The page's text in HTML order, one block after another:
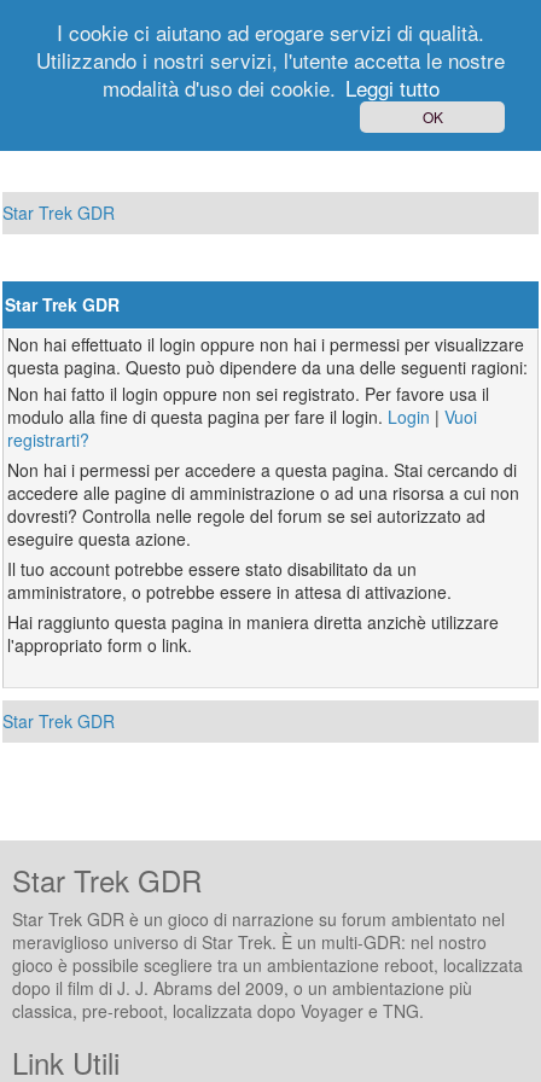
Registrati
Star Trek GDR
Star Trek GDR
Non hai effettuato il login oppure non hai i permessi per visualizzare
questa pagina. Questo può dipendere da una delle seguenti ragioni:
Non hai fatto il login oppure non sei registrato. Per favore usa il
modulo alla fine di questa pagina per fare il login. Login |Vuoi
registrarti?
Non hai i permessi per accedere a questa pagina. Stai cercando di
accedere alle pagine di amministrazione o ad una risorsa a cui non
dovresti? Controlla nelle regole del forum se sei autorizzato ad
eseguire questa azione.
Il tuo account potrebbe essere stato disabilitato da un
amministratore, o potrebbe essere in attesa di attivazione.
Hai raggiunto questa pagina in maniera diretta anzichè utilizzare
l'appropriato form o link.
Star Trek GDR
Star Trek GDR
Star Trek GDR è un gioco di narrazione su forum ambientato nel
meraviglioso universo di Star Trek. È un multi-GDR: nel nostro
gioco è possibile scegliere tra un ambientazione reboot, localizzata
dopo il film di J. J. Abrams del 2009, o un ambientazione più
classica, pre-reboot, localizzata dopo Voyager e TNG.
Link Utili
I cookie ci aiutano ad erogare servizi di qualità.
Utilizzando i nostri servizi, l'utente accetta le nostre
modalità d'uso dei cookie. Leggi tutto
OK